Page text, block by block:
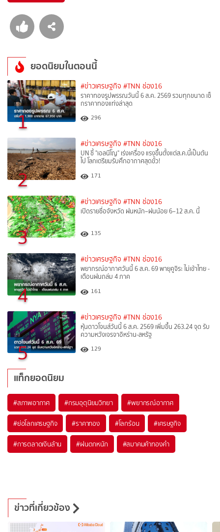
ยอดนิยมในตอนนี้
1
#ข่าวเศรษฐกิจ #TNN ช่อง16
ราคาทองรูปพรรณวันนี้ 6 ส.ค. 2569 รวมทุกขนาด เช็
กราคาทองแท่งล่าสุด
296
2
#ข่าวเศรษฐกิจ #TNN ช่อง16
UN ชี้ "เอลนีโญ" เร่งเครื่อง แรงขึ้นตั้งแต่ส.ค.นี้เป็นต้น
ไป โลกเตรียมรับศึกอากาศสุดขั้ว!
171
3
#ข่าวเศรษฐกิจ #TNN ช่อง16
เปิดรายชื่อจังหวัด ฝนหนัก–ฝนน้อย 6–12 ส.ค. นี้
135
4
#ข่าวเศรษฐกิจ #TNN ช่อง16
พยากรณ์อากาศวันนี้ 6 ส.ค. 69 พายุคูจิระ ไม่เข้าไทย -
เตือนฝนถล่ม 4 ภาค
161
5
#ข่าวเศรษฐกิจ #TNN ช่อง16
หุ้นดาวโจนส์วันนี้ 6 ส.ค. 2569 เพิ่มขึ้น 263.24 จุด รับ
ความหวังเจรจาอิหร่าน-สหรัฐ
129
แท็กยอดนิยม
#สภาพอากาศ #กรมอุตุนิยมวิทยา #พยากรณ์อากาศ
#ย่อโลกเศรษฐกิจ #ราคาทอง #โลกร้อน #เศรษฐกิจ
#การตลาดเงินล้าน #ฝนตกหนัก #สมาคมค้าทองคำ
ข่าวที่เกี่ยวข้อง